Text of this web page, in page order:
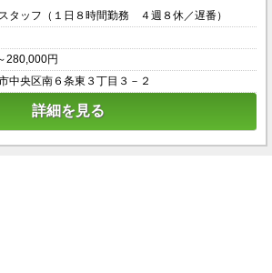
タッフ（１日８時間勤務 ４週８休／遅番）
280,000円
中央区南６条東３丁目３－２
詳細を見る